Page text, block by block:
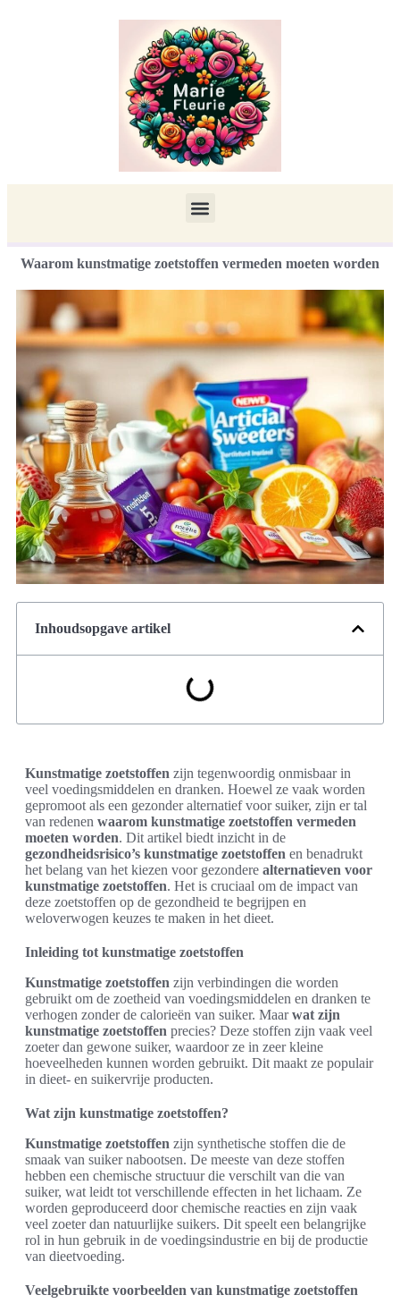
Waarom kunstmatige zoetstoffen vermeden moeten worden
Inhoudsopgave artikel
Kunstmatige zoetstoffen zijn tegenwoordig onmisbaar in
veel voedingsmiddelen en dranken. Hoewel ze vaak worden
gepromoot als een gezonder alternatief voor suiker, zijn er tal
van redenen waarom kunstmatige zoetstoffen vermeden
moeten worden. Dit artikel biedt inzicht in de
gezondheidsrisico’s kunstmatige zoetstoffen en benadrukt
het belang van het kiezen voor gezondere alternatieven voor
kunstmatige zoetstoffen. Het is cruciaal om de impact van
deze zoetstoffen op de gezondheid te begrijpen en
weloverwogen keuzes te maken in het dieet.
Inleiding tot kunstmatige zoetstoffen
Kunstmatige zoetstoffen zijn verbindingen die worden
gebruikt om de zoetheid van voedingsmiddelen en dranken te
verhogen zonder de calorieën van suiker. Maarwat zijn
kunstmatige zoetstoffen precies? Deze stoffen zijn vaak veel
zoeter dan gewone suiker, waardoor ze in zeer kleine
hoeveelheden kunnen worden gebruikt. Dit maakt ze populair
in dieet- en suikervrije producten.
Wat zijn kunstmatige zoetstoffen?
Kunstmatige zoetstoffen zijn synthetische stoffen die de
smaak van suiker nabootsen. De meeste van deze stoffen
hebben een chemische structuur die verschilt van die van
suiker, wat leidt tot verschillende effecten in het lichaam. Ze
worden geproduceerd door chemische reacties en zijn vaak
veel zoeter dan natuurlijke suikers. Dit speelt een belangrijke
rol in hun gebruik in de voedingsindustrie en bij de productie
van dieetvoeding.
Veelgebruikte voorbeelden van kunstmatige zoetstoffen